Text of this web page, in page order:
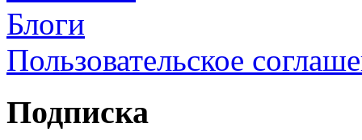
Блоги
Пользовательское
Подписка